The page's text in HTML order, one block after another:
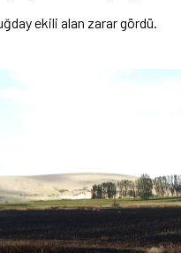
ekili alan zarar gördü.